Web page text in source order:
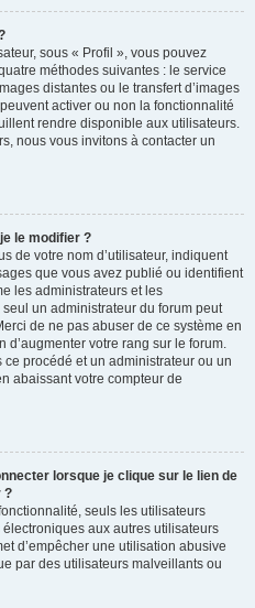
sous « Profil », vous pouvez
méthodes suivantes : le service
distantes ou le transfert d’images
activer ou non la fonctionnalité
rendre disponible aux utilisateurs.
nous vous invitons à contacter un
le modifier ?
de votre nom d’utilisateur, indiquent
que vous avez publié ou identifient
les administrateurs et les
un administrateur du forum peut
de ne pas abuser de ce système en
votre rang sur le forum.
procédé et un administrateur ou un
abaissant votre compteur de
lorsque je clique sur le lien de
?
seuls les utilisateurs
aux autres utilisateurs
d’empêcher une utilisation abusive
par des utilisateurs malveillants ou